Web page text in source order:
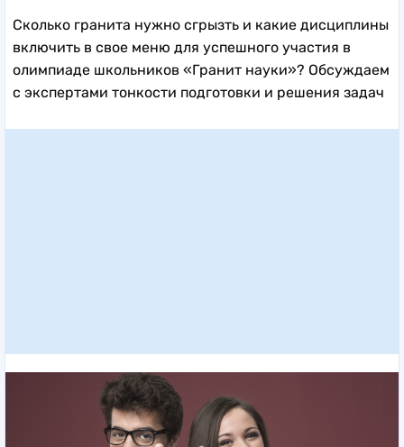
Сколько гранита нужно сгрызть и какие дисциплины
включить в свое меню для успешного участия в
олимпиаде школьников «Гранит науки»? Обсуждаем
с экспертами тонкости подготовки и решения задач